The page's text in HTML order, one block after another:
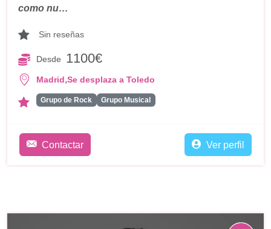
como nu…
Sin reseñas
Desde 1100€
Madrid,Se desplaza a Toledo
Grupo de Rock Grupo Musical
Contactar Ver perfil